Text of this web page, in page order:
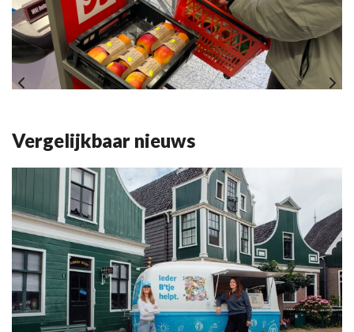
Vergelijkbaar nieuws